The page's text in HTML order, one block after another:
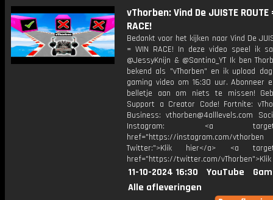
vThorben: Vind De JUISTE ROUTE
RACE!
Bedankt voor het kijken naar Vind De
= WIN RACE! In deze video speel ik
@JessyKnijn & @Santino_YT Ik ben
bekend als "vThorben" en ik upload
gaming video om 16:30 uur. Abonneer
belletje aan om niets te missen!
Support a Creator Code! Fortnite:
Business: vthorben@4alllevels.com
Instagram: <a
href="https://instagram.com/vthorben
Twitter:">Klik hier</a> <a
href="https://twitter.com/
11-10-2024 16:30 YouTube
Alle afleveringen